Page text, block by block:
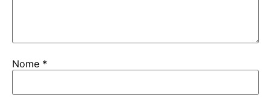
Nome *